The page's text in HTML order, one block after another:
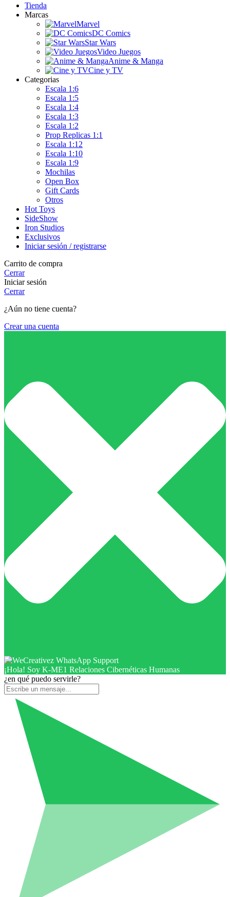
Tienda
Marcas
Marvel
DC Comics
Star Wars
Video Juegos
Anime & Manga
Cine y TV
Categorias
Escala 1:6
Escala 1:5
Escala 1:4
Escala 1:3
Escala 1:2
Prop Replicas 1:1
Escala 1:12
Escala 1:10
Escala 1:9
Mochilas
Open Box
Gift Cards
Otros
Hot Toys
SideShow
Iron Studios
Exclusivos
Iniciar sesión / registrarse
Carrito de compra
Cerrar
Iniciar sesión
Cerrar
¿Aún no tiene cuenta?
Crear una cuenta
¡Hola! Soy K-ME1 Relaciones Cibernéticas Humanas
¿en qué puedo servirle?